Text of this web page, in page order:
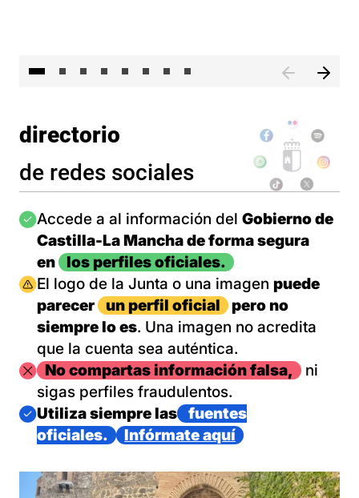
directorio
de redes sociales
Imagen
Accede a al información del Gobierno de
Castilla-La Mancha de forma segura
en
los perfiles oficiales.
Imagen
El logo de la Junta o una imagen puede
parecer
un perfil oficial
pero no
siempre lo es. Una imagen no acredita
que la cuenta sea auténtica.
ImagenNo compartas información falsa,
ni
sigas perfiles fraudulentos.
Imagen
Utiliza siempre las
fuentes
oficiales.
Infórmate aquí